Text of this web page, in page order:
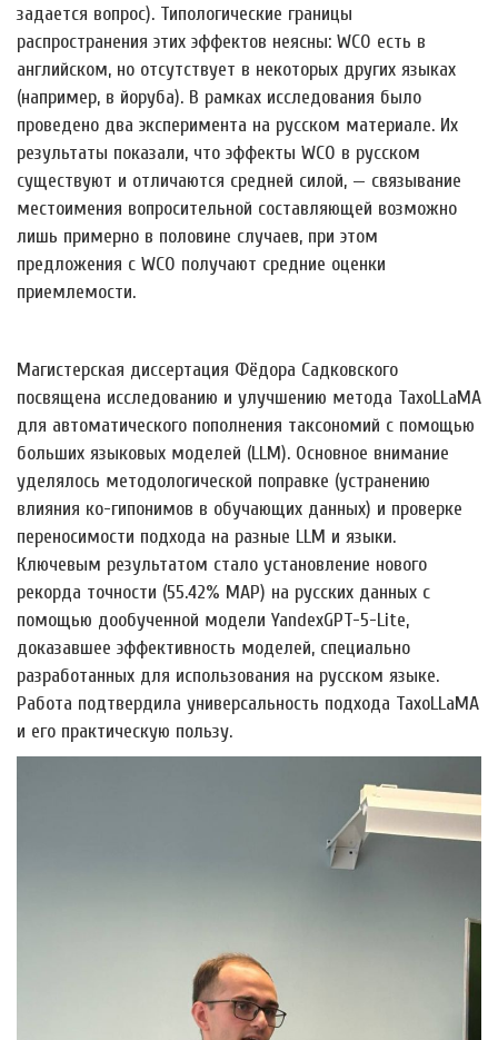
задается вопрос). Типологические границы
распространения этих эффектов неясны: WCO есть в
английском, но отсутствует в некоторых других языках
(например, в йоруба). В рамках исследования было
проведено два эксперимента на русском материале. Их
результаты показали, что эффекты WCO в русском
существуют и отличаются средней силой, — связывание
местоимения вопросительной составляющей возможно
лишь примерно в половине случаев, при этом
предложения с WCO получают средние оценки
приемлемости.
Магистерская диссертация Фёдора Садковского
посвящена исследованию и улучшению метода TaxoLLaMA
для автоматического пополнения таксономий с помощью
больших языковых моделей (LLM). Основное внимание
уделялось методологической поправке (устранению
влияния ко-гипонимов в обучающих данных) и проверке
переносимости подхода на разные LLM и языки.
Ключевым результатом стало установление нового
рекорда точности (55.42% MAP) на русских данных с
помощью дообученной модели YandexGPT-5-Lite,
доказавшее эффективность моделей, специально
разработанных для использования на русском языке.
Работа подтвердила универсальность подхода TaxoLLaMA
и его практическую пользу.